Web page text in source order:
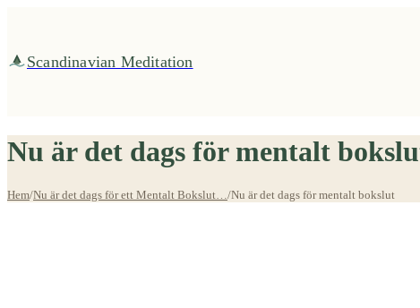
Scandinavian Meditation
Nu är det dags för mentalt
Hem/Nu är det dags för ett Mentalt Bokslut… /Nu är det dags för mentalt bokslut